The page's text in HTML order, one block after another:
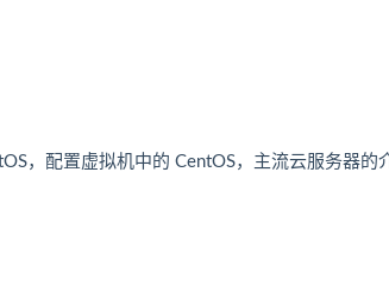
，配置虚拟机中的 CentOS，主流云服务器的